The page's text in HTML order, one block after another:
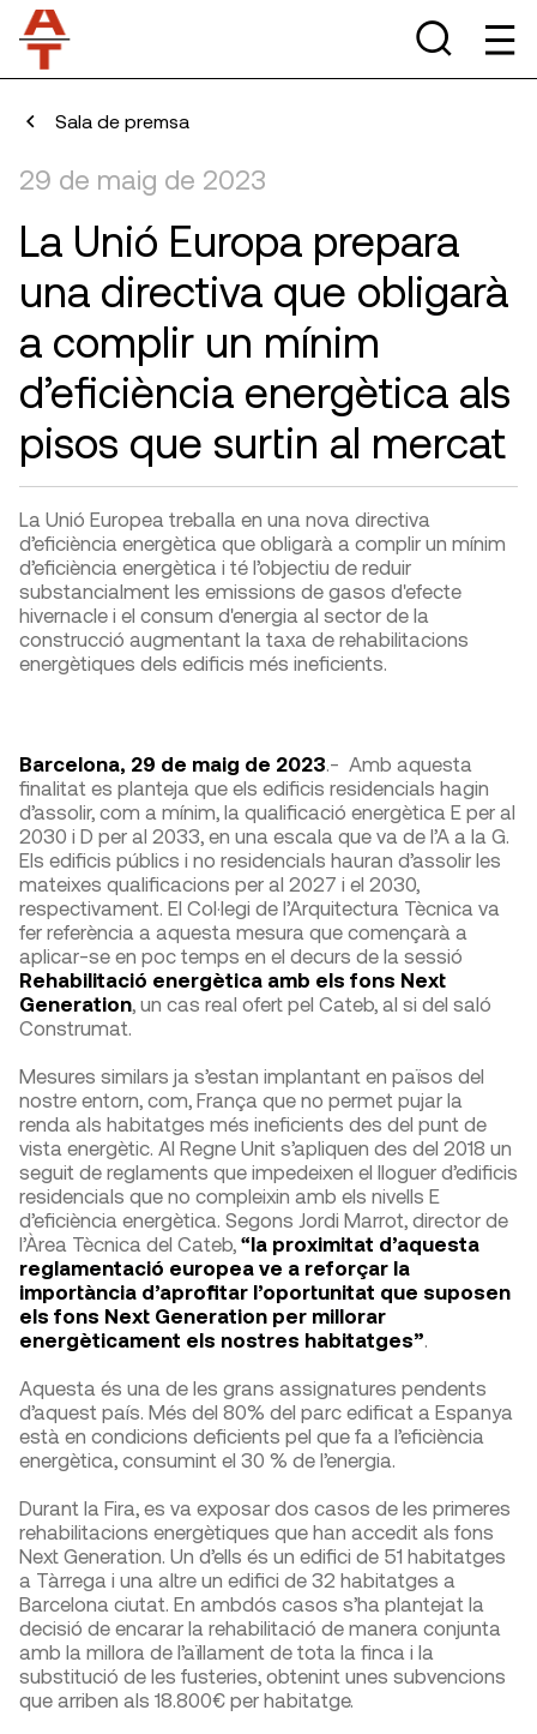
Sala de premsa
29 de maig de 2023
La Unió Europa prepara
una directiva que obligarà
a complir un mínim
d’eficiència energètica als
pisos que surtin al mercat
La Unió Europea treballa en una nova directiva
d’eficiència energètica que obligarà a complir un mínim
d’eficiència energètica i té l’objectiu de reduir
substancialment les emissions de gasos d'efecte
hivernacle i el consum d'energia al sector de la
construcció augmentant la taxa de rehabilitacions
energètiques dels edificis més ineficients.
Barcelona, 29 de maig de 2023.- Amb aquesta
finalitat es planteja que els edificis residencials hagin
d’assolir, com a mínim, la qualificació energètica E per al
2030 i D per al 2033, en una escala que va de l’A a la G.
Els edificis públics i no residencials hauran d’assolir les
mateixes qualificacions per al 2027 i el 2030,
respectivament. El Col·legi de l’Arquitectura Tècnica va
fer referència a aquesta mesura que començarà a
aplicar-se en poc temps en el decurs de la sessió
Rehabilitació energètica amb els fons Next
Generation, un cas real ofert pel Cateb, al si del saló
Construmat.
Mesures similars ja s’estan implantant en països del
nostre entorn, com, França que no permet pujar la
renda als habitatges més ineficients des del punt de
vista energètic. Al Regne Unit s’apliquen des del 2018 un
seguit de reglaments que impedeixen el lloguer d’edificis
residencials que no compleixin amb els nivells E
d’eficiència energètica. Segons Jordi Marrot, director de
l’Àrea Tècnica del Cateb, “la proximitat d’aquesta
reglamentació europea ve a reforçar la
importància d’aprofitar l’oportunitat que suposen
els fons Next Generation per millorar
energèticament els nostres habitatges”.
Aquesta és una de les grans assignatures pendents
d’aquest país. Més del 80% del parc edificat a Espanya
està en condicions deficients pel que fa a l’eficiència
energètica, consumint el 30 % de l’energia.
Durant la Fira, es va exposar dos casos de les primeres
rehabilitacions energètiques que han accedit als fons
Next Generation. Un d’ells és un edifici de 51 habitatges
a Tàrrega i una altre un edifici de 32 habitatges a
Barcelona ciutat. En ambdós casos s’ha plantejat la
decisió de encarar la rehabilitació de manera conjunta
amb la millora de l’aïllament de tota la finca i la
substitució de les fusteries, obtenint unes subvencions
que arriben als 18.800€ per habitatge.